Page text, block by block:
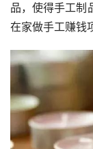
品，使得手工制
在家做手工赚钱